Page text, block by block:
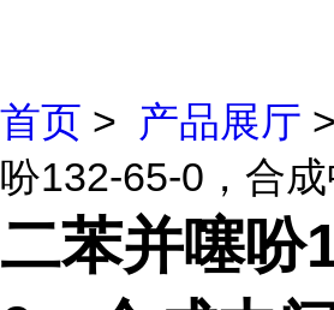
首页 > 产品展厅
吩132-65-0，合
二苯并噻吩